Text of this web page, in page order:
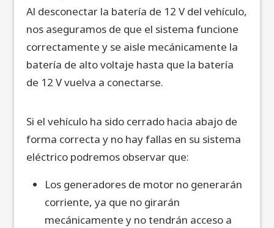
Al desconectar la batería de 12 V del vehículo,
nos aseguramos de que el sistema funcione
correctamente y se aisle mecánicamente la
batería de alto voltaje hasta que la batería
de 12 V vuelva a conectarse.
Si el vehículo ha sido cerrado hacia abajo de
forma correcta y no hay fallas en su sistema
eléctrico podremos observar que:
Los generadores de motor no generarán
corriente, ya que no girarán
mecánicamente y no tendrán acceso a